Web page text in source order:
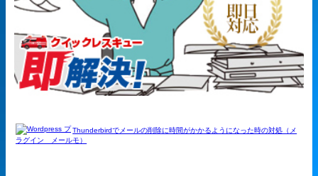
Thunderbirdでメールの削除に時間がかかるようになった時の対処（メ
モ）